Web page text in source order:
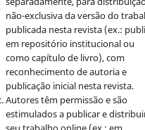
não-exclusiva da versão do
publicada nesta revista (ex.:
em repositório institucional ou
como capítulo de livro), com
reconhecimento de autoria e
publicação inicial nesta revista.
Autores têm permissão e são
estimulados a publicar e